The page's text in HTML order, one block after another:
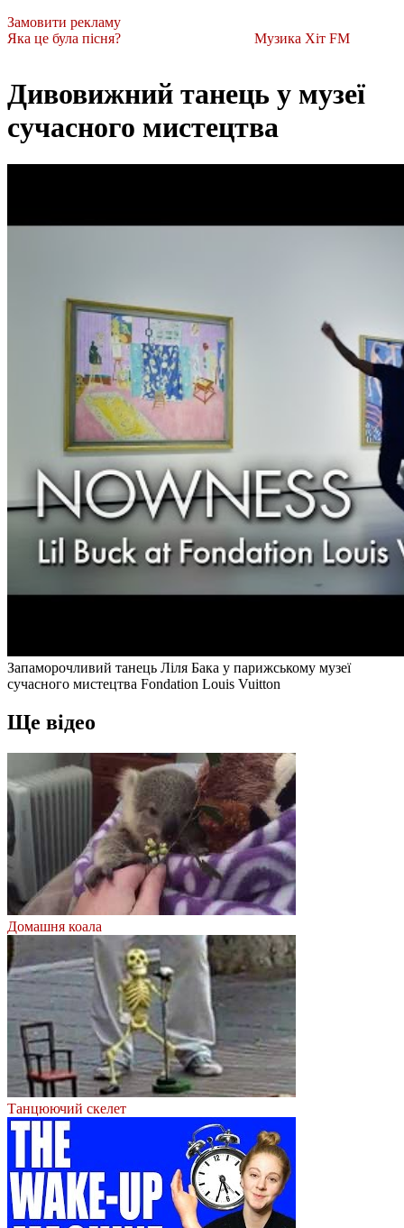
Замовити рекламу
Яка це була пісня?
Музика Хіт FM
Дивовижний танець у музеї
сучасного мистецтва
Запаморочливий танець Ліля Бака у парижському музеї
сучасного мистецтва Fondation Louis Vuitton
Ще відео
Домашня коала
Танцюючий скелет